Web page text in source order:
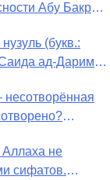
Абу Бакром
дела и
(букв.:
ад-Дарими
не
сифатов.